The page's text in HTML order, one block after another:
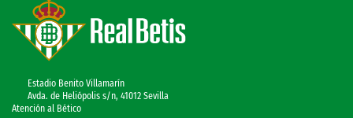
Estadio Benito Villamarín
Avda. de Heliópolis s/n, 41012 Sevilla
Atención al Bético